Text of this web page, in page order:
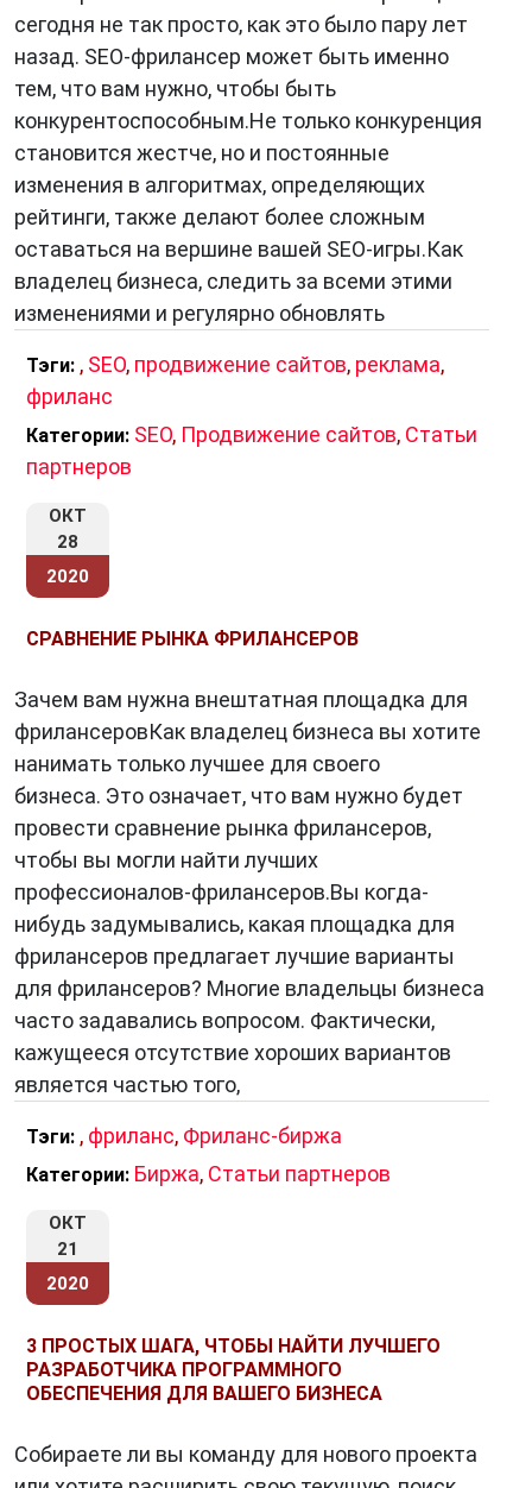
сегодня не так просто, как это было пару лет
назад. SEO-фрилансер может быть именно
тем, что вам нужно, чтобы быть
конкурентоспособным.Не только конкуренция
становится жестче, но и постоянные
изменения в алгоритмах, определяющих
рейтинги, также делают более сложным
оставаться на вершине вашей SEO-игры.Как
владелец бизнеса, следить за всеми этими
изменениями и регулярно обновлять
Тэги: , SEO, продвижение сайтов, реклама,
фриланс
Категории: SEO, Продвижение сайтов, Статьи
партнеров
ОКТ
28
2020
СРАВНЕНИЕ РЫНКА ФРИЛАНСЕРОВ
Зачем вам нужна внештатная площадка для
фрилансеровКак владелец бизнеса вы хотите
нанимать только лучшее для своего
бизнеса. Это означает, что вам нужно будет
провести сравнение рынка фрилансеров,
чтобы вы могли найти лучших
профессионалов-фрилансеров.Вы когда-
нибудь задумывались, какая площадка для
фрилансеров предлагает лучшие варианты
для фрилансеров? Многие владельцы бизнеса
часто задавались вопросом. Фактически,
кажущееся отсутствие хороших вариантов
является частью того,
Тэги: , фриланс, Фриланс-биржа
Категории: Биржа, Статьи партнеров
ОКТ
21
2020
3 ПРОСТЫХ ШАГА, ЧТОБЫ НАЙТИ ЛУЧШЕГО
РАЗРАБОТЧИКА ПРОГРАММНОГО
ОБЕСПЕЧЕНИЯ ДЛЯ ВАШЕГО БИЗНЕСА
Собираете ли вы команду для нового проекта